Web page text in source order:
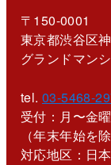
〒150-0001
東京都渋谷区
グランドマン
tel. 03-5468-
受付：月〜金
（年末年始を除
対応地区：日